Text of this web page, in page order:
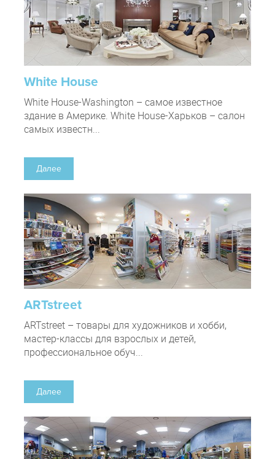
White House
White House-Washington – самое известное
здание в Америке. White House-Харьков – салон
самых известн...
Далее
ARTstreet
ARTstreet – товары для художников и хобби,
мастер-классы для взрослых и детей,
профессиональное обуч...
Далее